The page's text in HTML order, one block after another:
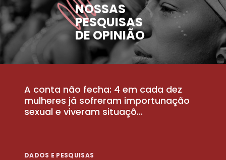
NOSSAS
PESQUISAS
DE OPINIÃO
A conta não fecha: 4 em cada dez
mulheres já sofreram importunação
sexual e viveram situaçõ...
DADOS E PESQUISAS